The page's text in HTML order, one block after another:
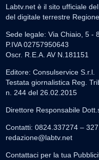
Labtv.net è il sito ufficiale
del digitale terrestre
Sede legale: Via Chiaio, 5 -
P.IVA 02757950643
Oscr. R.E.A. AV N.181151
Editore: Consulservice S.r.l.
Testata giornalistica Reg.
n. 244 del 26.02.2015
Direttore Responsabile
Contatti: 0824.337274 –
redazione@labtv.net
Contattaci per la tua